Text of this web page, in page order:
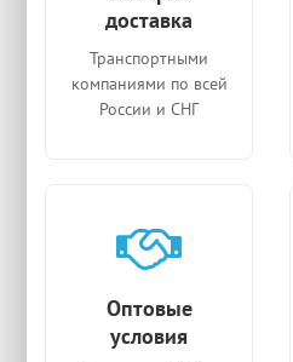
доставка
Транспортными
компаниями по всей
России и СНГ
Оптовые
условия